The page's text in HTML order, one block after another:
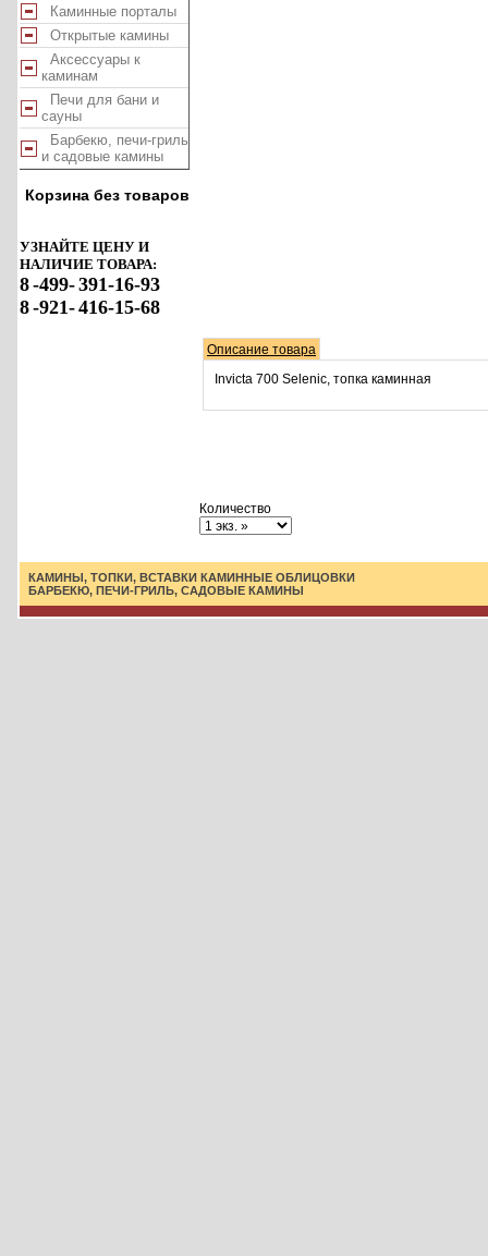
Каминные порталы
Открытые камины
Аксессуары к
каминам
Печи для бани и
сауны
Барбекю, печи-гриль
и садовые камины
Корзина без товаров
УЗНАЙТЕ ЦЕНУ И
НАЛИЧИЕ ТОВАРА:
8-499-391-16-93
8-921-416-15-68
Описание товара
Invicta 700 Selenic, топка каминная
Количество
КАМИНЫ, ТОПКИ, ВСТАВКИ КАМИННЫЕ ОБЛИЦОВКИ
БАРБЕКЮ, ПЕЧИ-ГРИЛЬ, САДОВЫЕ КАМИНЫ